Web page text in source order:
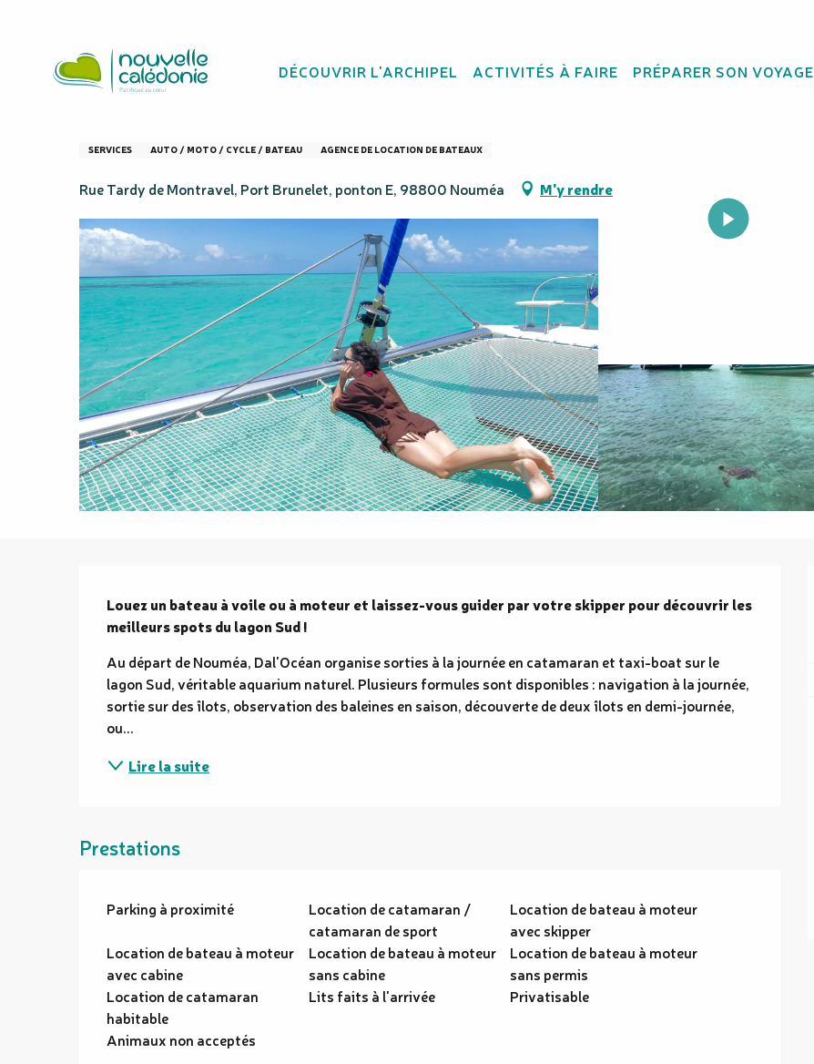
principal
DÉCOUVRIR L'ARCHIPEL ACTIVITÉS À FAIRE PRÉPARER SON VOYAGE
Dal'Océan - Location de catamaran
SERVICES AUTO / MOTO / CYCLE / BATEAU AGENCE DE LOCATION DE BATEAUX
Rue Tardy de Montravel, Port Brunelet, ponton E, 98800 Nouméa M'y rendre
Description
Louez un bateau à voile ou à moteur et laissez-vous guider par votre skipper pour découvrir les
meilleurs spots du lagon Sud !
Au départ de Nouméa, Dal'Océan organise sorties à la journée en catamaran et taxi-boat sur le
lagon Sud, véritable aquarium naturel. Plusieurs formules sont disponibles : navigation à la journée,
sortie sur des îlots, observation des baleines en saison, découverte de deux îlots en demi-journée,
ou...
Lire la suite
Prestations
Parking à proximité
Location de catamaran /
catamaran de sport
Location de bateau à moteur
avec skipper
Location de bateau à moteur
avec cabine
Location de bateau à moteur
sans cabine
Location de bateau à moteur
sans permis
Location de catamaran
habitable
Lits faits à l'arrivée Privatisable
Animaux non acceptés